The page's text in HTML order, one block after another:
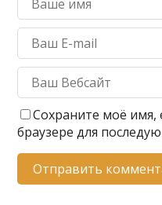
Сохраните моё имя,
браузере для